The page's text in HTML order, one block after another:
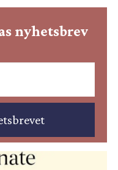
nyhetsbrev